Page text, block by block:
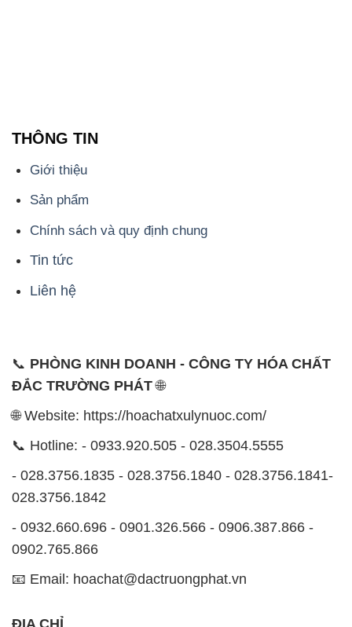
THÔNG TIN
Giới thiệu
Sản phẩm
Chính sách và quy định chung
Tin tức
Liên hệ
📞 PHÒNG KINH DOANH - CÔNG TY HÓA CHẤT
ĐẮC TRƯỜNG PHÁT🌐
🌐 Website: https://hoachatxulynuoc.com/
📞 Hotline: - 0933.920.505 - 028.3504.5555
- 028.3756.1835 - 028.3756.1840 - 028.3756.1841-
028.3756.1842
- 0932.660.696 - 0901.326.566 - 0906.387.866 -
0902.765.866
📧 Email: hoachat@dactruongphat.vn